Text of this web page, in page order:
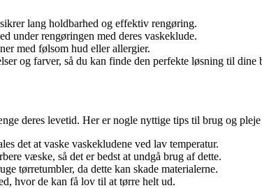
lang holdbarhed og effektiv rengøring.
under rengøringen med deres vaskeklude.
med følsom hud eller allergier.
og farver, så du kan finde den perfekte løsning til dine
deres levetid. Her er nogle nyttige tips til brug og
det at vaske vaskekludene ved lav temperatur.
væske, så det er bedst at undgå brug af dette.
tørretumbler, da dette kan skade materialerne.
hvor de kan få lov til at tørre helt ud.